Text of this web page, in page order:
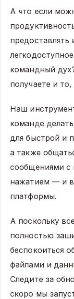
А что если
командный
получаете и
Наш
команде
для быстрой и
а также
сообщениями с
нажатием — и
платформы.
А поскольку
полностью
беспокоиться
файлами и
Следите за
скоро мы